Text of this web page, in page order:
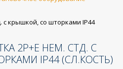
с крышкой, со шторками IP44
2P+E НЕМ. СТД. С
IP44 (СЛ.КОСТЬ)